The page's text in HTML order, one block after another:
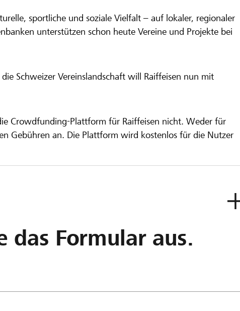
sportliche und soziale Vielfalt – auf lokaler, regionaler
unterstützen schon heute Vereine und Projekte bei
Schweizer Vereinslandschaft will Raiffeisen nun mit
Crowdfunding-Plattform für Raiffeisen nicht. Weder für
Gebühren an. Die Plattform wird kostenlos für die Nutzer
das Formular aus.